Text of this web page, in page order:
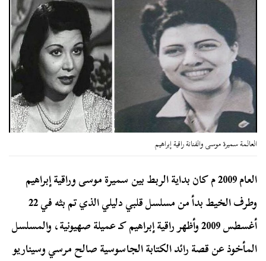
العالمة سميرة موسى والفنانة راقية إبراهيم
العام 2009 م كان بداية الربط بين سميرة موسى وراقية إبراهيم
وطرف الخيط بدأ من مسلسل قلبي دليلي الذي تم بثه في 22
أغسطس 2009 وأظهر راقية إبراهيم كـ عميلة صهيونية، والمسلسل
المأخوذ عن قصة رائد الكتابة الجاسوسية صالح مرسي وسيناريو